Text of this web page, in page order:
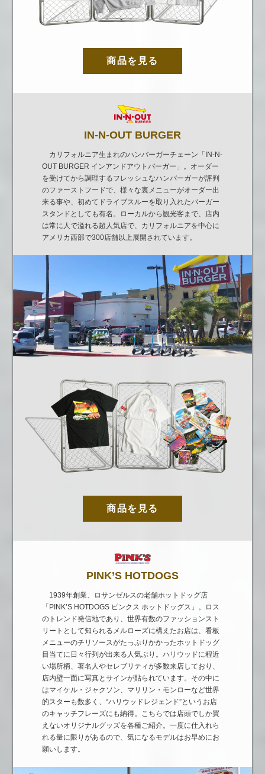
商品を見る
IN-N-OUT BURGER
カリフォルニア生まれのハンバーガーチェーン「IN-N-
OUT BURGER インアンドアウトバーガー」。オーダー
を受けてから調理するフレッシュなハンバーガーが評判
のファーストフードで、様々な裏メニューがオーダー出
来る事や、初めてドライブスルーを取り入れたバーガー
スタンドとしても有名。ローカルから観光客まで、店内
は常に人で溢れる超人気店で、カリフォルニアを中心に
アメリカ西部で300店舗以上展開されています。
商品を見る
PINK’S HOTDOGS
1939年創業、ロサンゼルスの老舗ホットドッグ店
「PINK’S HOTDOGS ピンクス ホットドッグス」。ロス
のトレンド発信地であり、世界有数のファッションスト
リートとして知られるメルローズに構えたお店は、看板
メニューのチリソースがたっぷりかかったホットドッグ
目当てに日々行列が出来る人気ぶり。ハリウッドに程近
い場所柄、著名人やセレブリティが多数来店しており、
店内壁一面に写真とサインが貼られています。その中に
はマイケル・ジャクソン、マリリン・モンローなど世界
的スターも数多く、“ハリウッドレジェンド”というお店
のキャッチフレーズにも納得。こちらでは店頭でしか買
えないオリジナルグッズを各種ご紹介。一度に仕入れら
れる量に限りがあるので、気になるモデルはお早めにお
願いします。